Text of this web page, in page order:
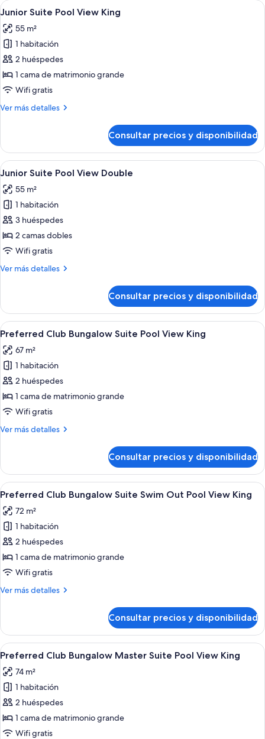
Suite
Out
Ocean
Front
Abrir
todas
las
fotos
de
Junior
Suite
View
Habitación de hotel con una cama
9
Junior Suite Pool View King
55 m²
1 habitación
2 huéspedes
1 cama de matrimonio grande
Wifi gratis
Ver más detalles
Más
Suite
Pool
View
Consultar precios y disponibilidad
Abrir
todas
las
fotos
de
Junior
Suite
View
Una habitación de hotel moderna
8
Junior Suite Pool View Double
55 m²
1 habitación
3 huéspedes
2 camas dobles
Wifi gratis
Ver más detalles
Más
Suite
Pool
View
Consultar precios y disponibilidad
Abrir
todas
las
fotos
de
Preferred
Club
Suite
King
Un dormitorio con techo de madera,
6
Preferred Club Bungalow Suite Pool View King
67 m²
1 habitación
2 huéspedes
1 cama de matrimonio grande
Wifi gratis
Ver más detalles
Más
Club
Bungalow
Suite
View
King
Consultar precios y disponibilidad
Abrir
todas
las
fotos
de
Preferred
Club
Suite
Pool
View
King
Un resort con piscina, estructuras de
9
Preferred Club Bungalow Suite Swim Out Pool View King
72 m²
1 habitación
2 huéspedes
1 cama de matrimonio grande
Wifi gratis
Ver más detalles
Más
Club
Bungalow
Suite
Out
Pool
View
King
Consultar precios y disponibilidad
Abrir
todas
las
fotos
de
Preferred
Club
Un dormitorio con cama, sofá, mesa y
6
Preferred Club Bungalow Master Suite Pool View King
74 m²
1 habitación
2 huéspedes
1 cama de matrimonio grande
Wifi gratis